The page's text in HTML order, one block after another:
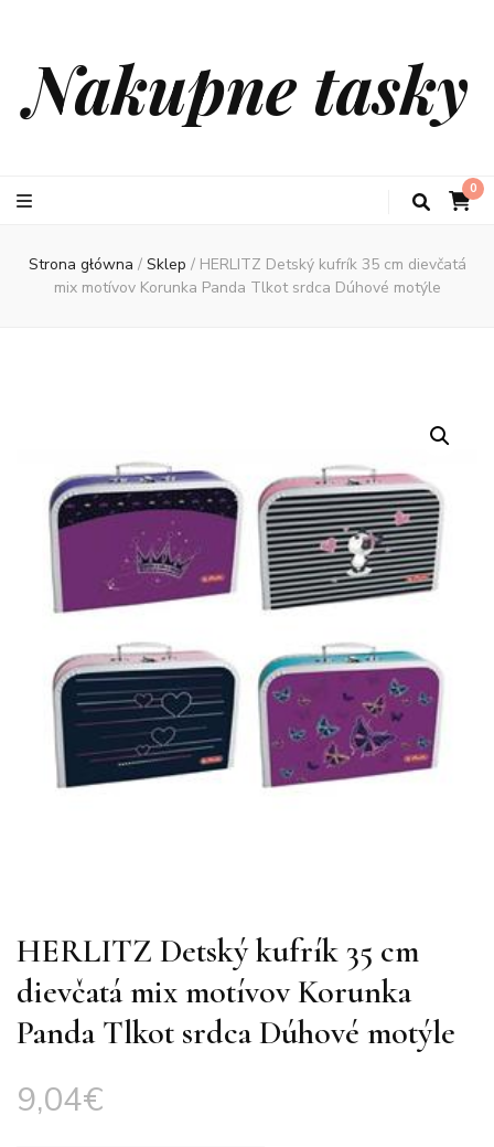
Nakupne tasky
0
Strona główna / Sklep / HERLITZ Detský kufrík 35 cm dievčatá
mix motívov Korunka Panda Tlkot srdca Dúhové motýle
HERLITZ Detský kufrík 35 cm
dievčatá mix motívov Korunka
Panda Tlkot srdca Dúhové motýle
9,04€